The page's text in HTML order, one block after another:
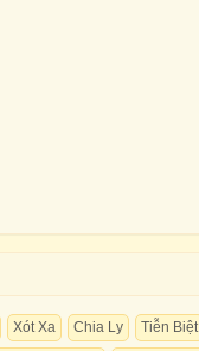
Xót Xa Chia Ly Tiễn Biệt